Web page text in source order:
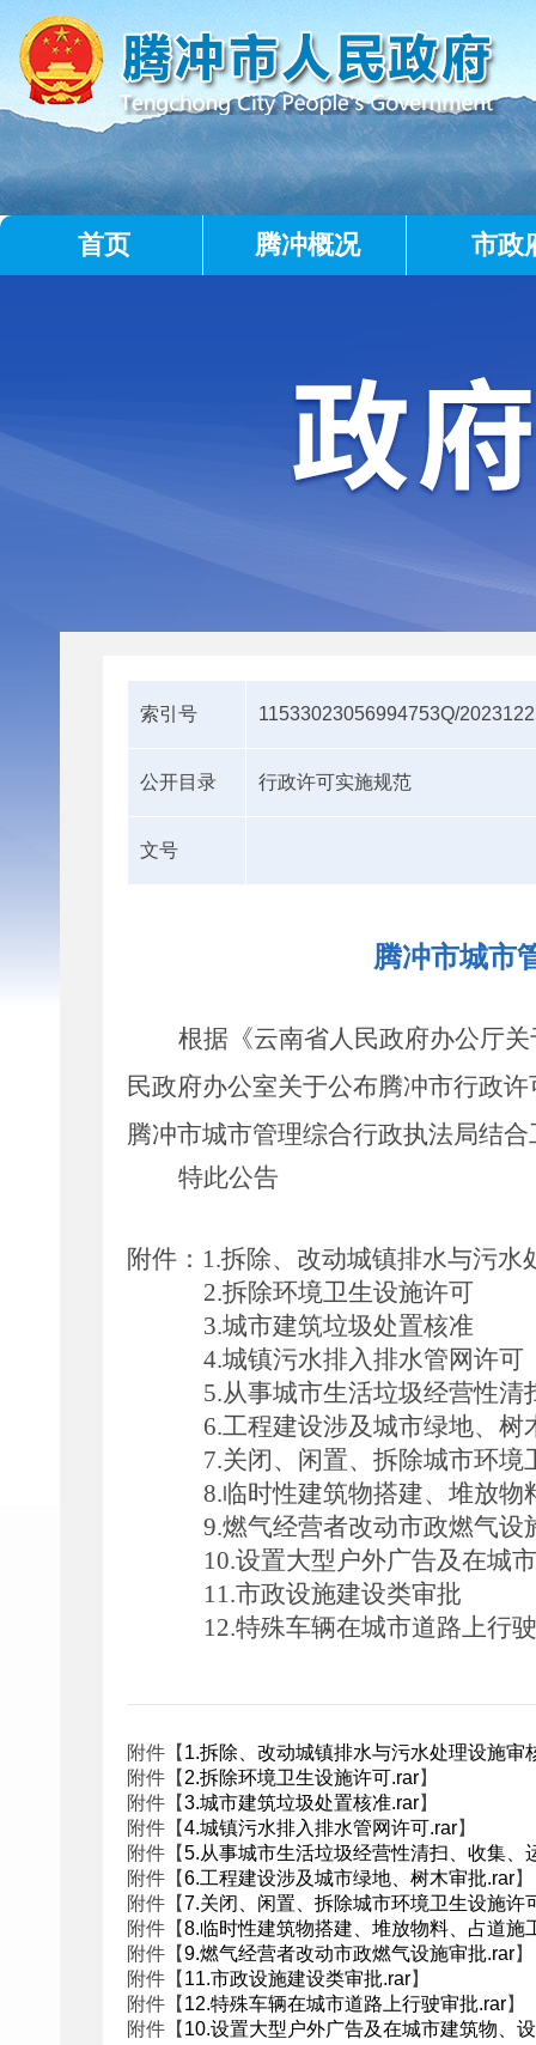
首页 腾冲概况 市政
索引号 11533023056994753Q/
公开目录 行政许可实施规范
文号
腾冲市城市
根据 《云南省人民政府办公厅
民政府办公室关于公布腾冲市行政
腾冲市城市管理综合行政执法局结
特此公告
附件： 1.拆除、改动城镇排水与污水
2.拆除环境卫生设施许可
3.城市建筑垃圾处置核准
4.城镇污水排入排水管网许可
5.从事城市生活垃圾经营性
6.工程建设涉及城市绿地、树
7.关闭、闲置、拆除城市环境
8.临时性建筑物搭建、堆放物
9.燃气经营者改动市政燃气设
10.设置大型户外广告及在城
11.市政设施建设类审批
12.特殊车辆在城市道路上行
附件【 1.拆除、改动城镇排水与污水处理设施审
附件【 2.拆除环境卫生设施许可.rar】
附件【3.城市建筑垃圾处置核准.rar】
附件【4.城镇污水排入排水管网许可.rar】
附件【5.从事城市生活垃圾经营性清扫、收集、
附件【6.工程建设涉及城市绿地、树木审批.rar】
附件【7.关闭、闲置、拆除城市环境卫生设施许
附件【8.临时性建筑物搭建、堆放物料、占道施
附件【9.燃气经营者改动市政燃气设施审批.rar】
附件【 11.市政设施建设类审批.rar】
附件【 12.特殊车辆在城市道路上行驶审批.rar】
附件【 10.设置大型户外广告及在城市建筑物、